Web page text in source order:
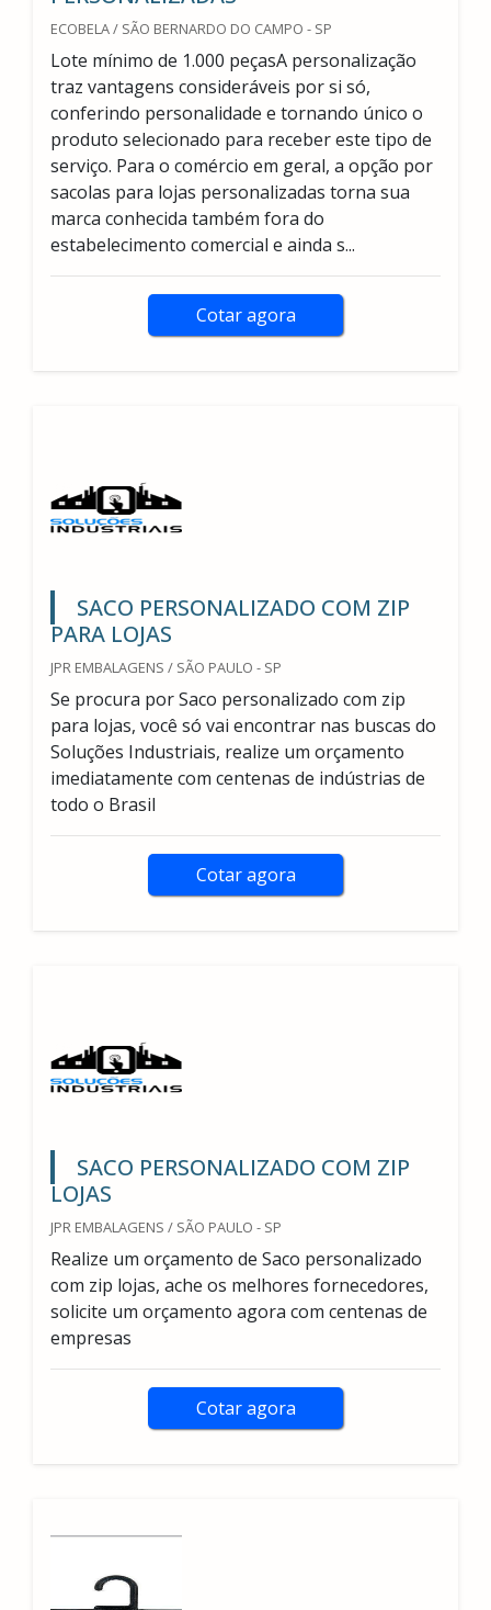
ECOBELA / SÃO BERNARDO DO CAMPO - SP
Lote mínimo de 1.000 peçasA personalização
traz vantagens consideráveis por si só,
conferindo personalidade e tornando único o
produto selecionado para receber este tipo de
serviço. Para o comércio em geral, a opção por
sacolas para lojas personalizadas torna sua
marca conhecida também fora do
estabelecimento comercial e ainda s...
Cotar agora
SACO PERSONALIZADO COM ZIP
PARA LOJAS
JPR EMBALAGENS / SÃO PAULO - SP
Se procura por Saco personalizado com zip
para lojas, você só vai encontrar nas buscas do
Soluções Industriais, realize um orçamento
imediatamente com centenas de indústrias de
todo o Brasil
Cotar agora
SACO PERSONALIZADO COM ZIP
LOJAS
JPR EMBALAGENS / SÃO PAULO - SP
Realize um orçamento de Saco personalizado
com zip lojas, ache os melhores fornecedores,
solicite um orçamento agora com centenas de
empresas
Cotar agora